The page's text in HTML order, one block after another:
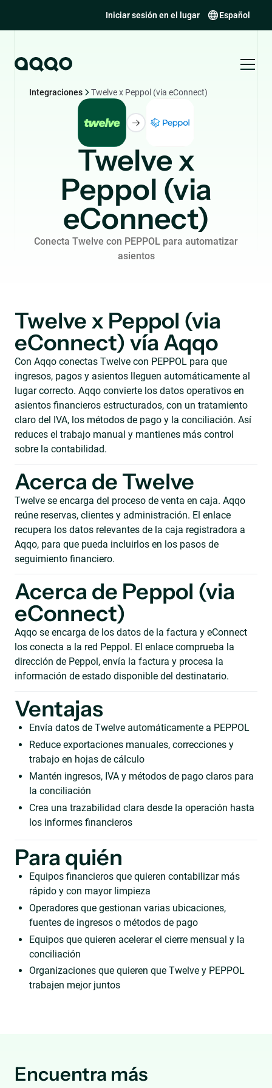
Iniciar sesión en el lugar Español
Integraciones Twelve x Peppol (via eConnect)
Twelve x
Peppol (via
eConnect)
Conecta Twelve con PEPPOL para automatizar
asientos
Twelve x Peppol (via
eConnect) vía Aqqo
Con Aqqo conectas Twelve con PEPPOL para que
ingresos, pagos y asientos lleguen automáticamente al
lugar correcto. Aqqo convierte los datos operativos en
asientos financieros estructurados, con un tratamiento
claro del IVA, los métodos de pago y la conciliación. Así
reduces el trabajo manual y mantienes más control
sobre la contabilidad.
Acerca de Twelve
Twelve se encarga del proceso de venta en caja. Aqqo
reúne reservas, clientes y administración. El enlace
recupera los datos relevantes de la caja registradora a
Aqqo, para que pueda incluirlos en los pasos de
seguimiento financiero.
Acerca de Peppol (via
eConnect)
Aqqo se encarga de los datos de la factura y eConnect
los conecta a la red Peppol. El enlace comprueba la
dirección de Peppol, envía la factura y procesa la
información de estado disponible del destinatario.
Ventajas
Envía datos de Twelve automáticamente a PEPPOL
Reduce exportaciones manuales, correcciones y
trabajo en hojas de cálculo
Mantén ingresos, IVA y métodos de pago claros para
la conciliación
Crea una trazabilidad clara desde la operación hasta
los informes financieros
Para quién
Equipos financieros que quieren contabilizar más
rápido y con mayor limpieza
Operadores que gestionan varias ubicaciones,
fuentes de ingresos o métodos de pago
Equipos que quieren acelerar el cierre mensual y la
conciliación
Organizaciones que quieren que Twelve y PEPPOL
trabajen mejor juntos
Encuentra más